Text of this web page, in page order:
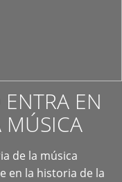
EN
MÚSICA
de la música
en la historia de la